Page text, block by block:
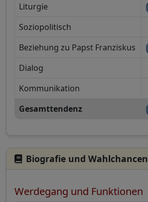
Liturgie
Soziopolitisch
Beziehung zu Papst Franziskus
Dialog
Kommunikation
Gesamttendenz
Biografie und Wahlchancen
Werdegang und Funktionen